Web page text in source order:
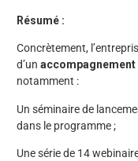
Résumé :
Concrètement,
d’un accompagnement
notamment :
​​Un séminaire de
dans le programme ;
Une série de 14